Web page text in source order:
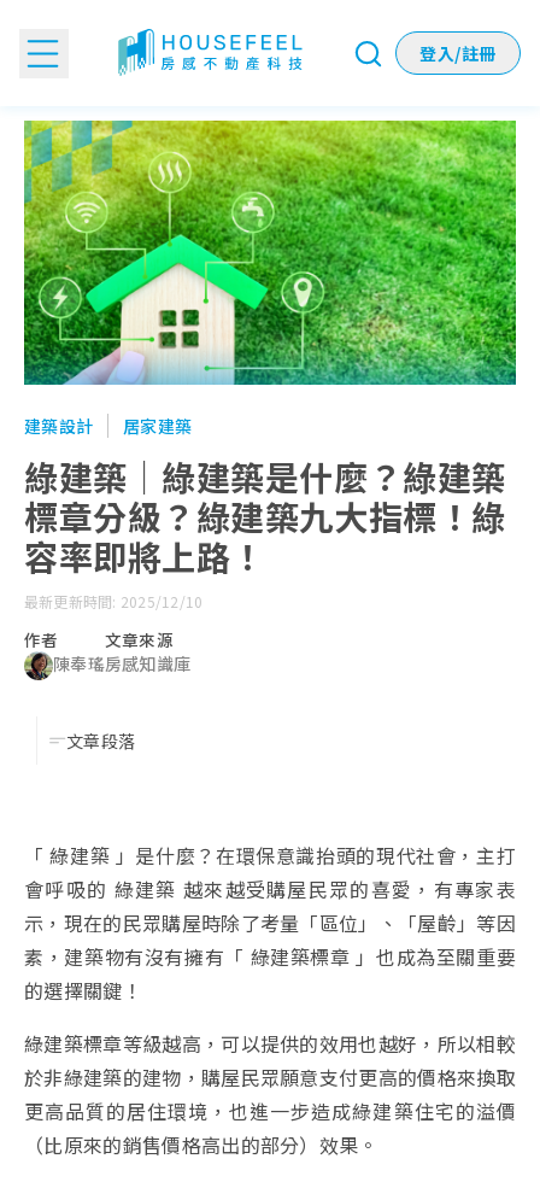
登入/註冊
綠建築｜綠建築是什麼？綠建築標章分級？綠建築九大指標！
建築設計 居家建築
綠建築｜綠建築是什麼？綠建築
標章分級？綠建築九大指標！綠
容率即將上路！
最新更新時間: 2025/12/10
作者
陳奉瑤
文章來源
房感知識庫
文章段落
「 綠建築 」是什麼？在環保意識抬頭的現代社會，主打
會呼吸的 綠建築 越來越受購屋民眾的喜愛，有專家表
示，現在的民眾購屋時除了考量「區位」、「屋齡」等因
素，建築物有沒有擁有「 綠建築標章 」也成為至關重要
的選擇關鍵！
綠建築標章等級越高，可以提供的效用也越好，所以相較
於非綠建築的建物，購屋民眾願意支付更高的價格來換取
更高品質的居住環境，也進一步造成綠建築住宅的溢價
（比原來的銷售價格高出的部分）效果。